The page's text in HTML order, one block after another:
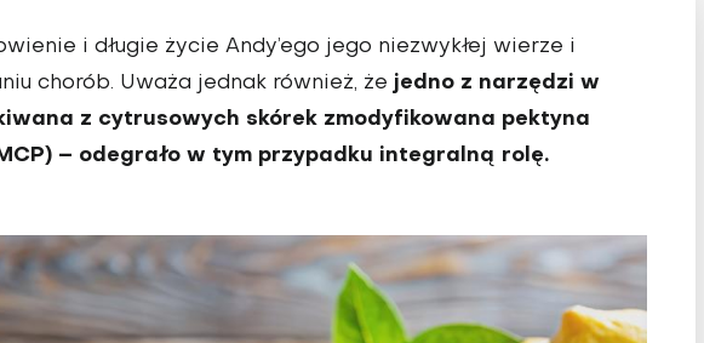
i długie życie Andy’ego jego niezwykłej wierze i
chorób. Uważa jednak również, że jedno z narzędzi w
z cytrusowych skórek zmodyfikowana pektyna
– odegrało w tym przypadku integralną rolę.